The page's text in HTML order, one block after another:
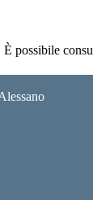
possibile